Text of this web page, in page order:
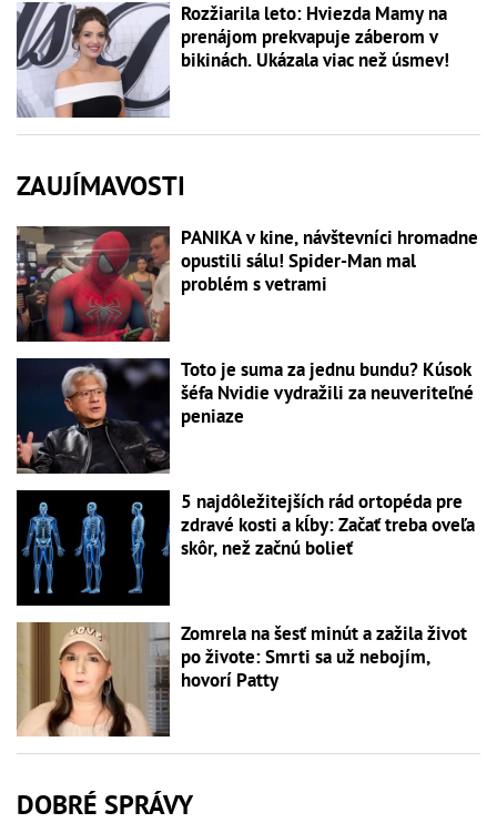
Rozžiarila leto: Hviezda Mamy na
prenájom prekvapuje záberom v
bikinách. Ukázala viac než úsmev!
ZAUJÍMAVOSTI
PANIKA v kine, návštevníci hromadne
opustili sálu! Spider-Man mal
problém s vetrami
Toto je suma za jednu bundu? Kúsok
šéfa Nvidie vydražili za neuveriteľné
peniaze
5 najdôležitejších rád ortopéda pre
zdravé kosti a kĺby: Začať treba oveľa
skôr, než začnú bolieť
Zomrela na šesť minút a zažila život
po živote: Smrti sa už nebojím,
hovorí Patty
DOBRÉ SPRÁVY